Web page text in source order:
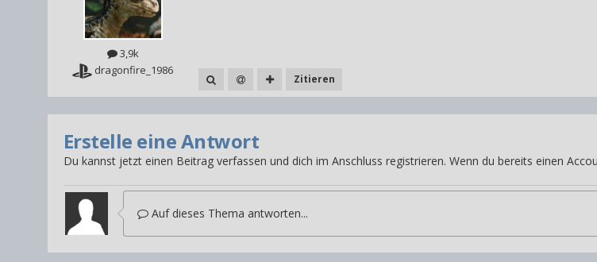
3,9k
dragonfire_1986
Zitieren
Erstelle eine Antwort
Du kannst jetzt einen Beitrag verfassen und dich im Anschluss registrieren. Wenn du bereits einen
Auf dieses Thema antworten...